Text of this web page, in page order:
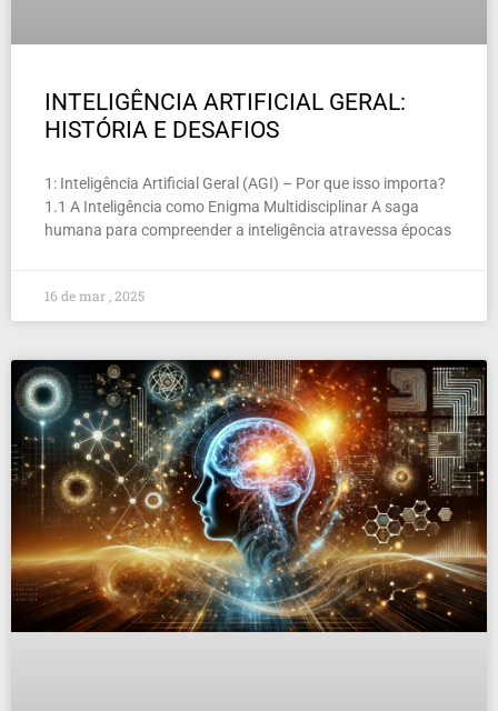
INTELIGÊNCIA ARTIFICIAL GERAL:
HISTÓRIA E DESAFIOS
1: Inteligência Artificial Geral (AGI) – Por que isso importa?
1.1 A Inteligência como Enigma Multidisciplinar A saga
humana para compreender a inteligência atravessa épocas
16 de mar , 2025